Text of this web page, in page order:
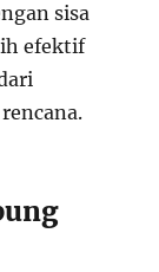
sisa
efektif